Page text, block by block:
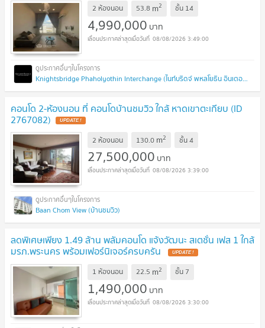
2 ห้องนอน 53.8 m2 ชั้น 14
4,990,000 บาท
08/08/2026 3:49:00
Knightsbridge Phaholyothin Interchange (ไนท์บริดจ์ พหลโยธิน อินเตอร์เชนจ์)
คอนโด 2-ห้องนอน ที่ คอนโดบ้านชมวิว ใกล้ หาดเขาตะเกียบ (ID
2767082) UPDATE !
2 ห้องนอน 130.0 m2 ชั้น4
27,500,000 บาท
08/08/2026 3:39:00
Baan Chom View (บ้านชมวิว)
ลดพิเศษเพียง 1.49 ล้าน พลัมคอนโด แจ้งวัฒนะ สเตชั่น เฟส 1 ใกล้
มรภ.พระนคร พร้อมเฟอร์นิเจอร์ครบครัน UPDATE !
1 ห้องนอน 22.5 m2 ชั้น 7
1,490,000 บาท
08/08/2026 3:30:00